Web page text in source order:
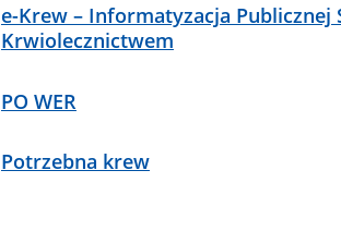
e-Krew – Informatyzacja Publicznej
Krwiolecznictwem
PO WER
Potrzebna krew